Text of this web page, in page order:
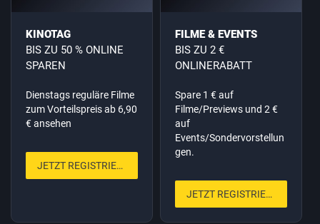
KINOTAG
BIS ZU 50 % ONLINE
SPAREN
Dienstags reguläre Filme
zum Vorteilspreis ab 6,90
€ ansehen
JETZT REGISTRIEREN
FILME & EVENTS
BIS ZU 2 €
ONLINERABATT
Spare 1 € auf
Filme/Previews und 2 €
auf
Events/Sondervorstellun
gen.
JETZT REGISTRIEREN